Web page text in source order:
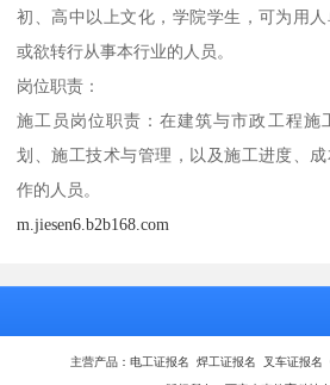
初、高中以上文化，学院学生，可为用
或欲转行从事本行业的人员。
岗位职责：
施工员岗位职责：在建筑与市政工程施
划、施工技术与管理，以及施工进度、
作的人员。
m.jiesen6.b2b168.com
主营产品：电工证报名 焊工证报名 叉车证报